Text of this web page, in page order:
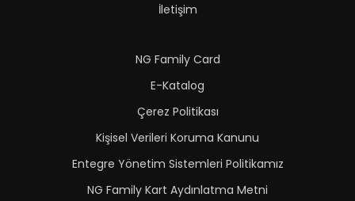
İletişim
NG Family Card
E-Katalog
Çerez Politikası
Kişisel Verileri Koruma Kanunu
Entegre Yönetim Sistemleri Politikamız
NG Family Kart Aydınlatma Metni